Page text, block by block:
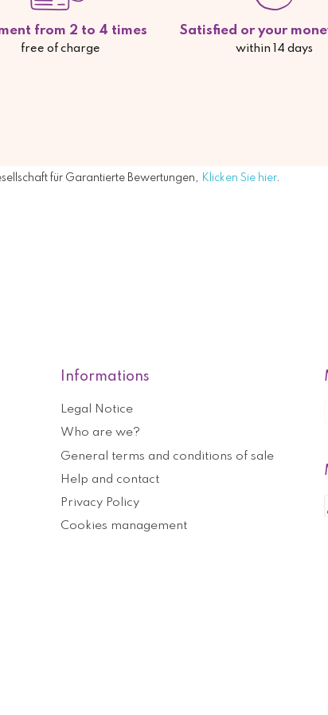
from 2 to 4 times
free of charge
Satisfied or your
within 14 days
für Garantierte Bewertungen, Klicken Sie hier.
Informations
Legal Notice
Who are we?
General terms and conditions of sale
Help and contact
Privacy Policy
Cookies management